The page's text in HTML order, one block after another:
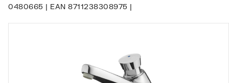
0480665 | EAN 8711238308975 |